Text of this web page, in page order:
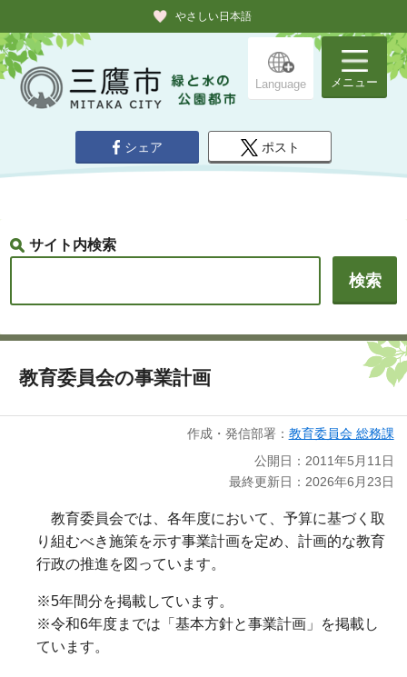
やさしい日本語
Language メニュー
シェア ポスト
サイト内検索
教育委員会の事業計画
作成・発信部署： 教育委員会 総務課
公開日：2011年5月11日
最終更新日：2026年6月23日
教育委員会では、各年度において、予算に基づく取
り組むべき施策を示す事業計画を定め、計画的な教育
行政の推進を図っています。
※5年間分を掲載しています。
※令和6年度までは「基本方針と事業計画」を掲載し
ています。